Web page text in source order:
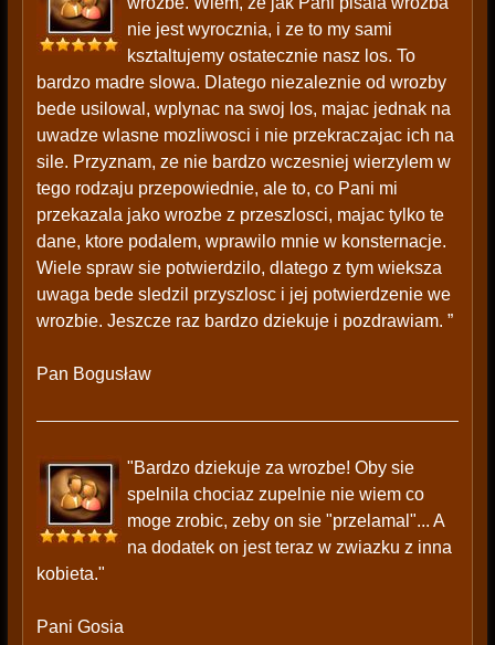
nie jest wyrocznia, i ze to my sami
ksztaltujemy ostatecznie nasz los. To
bardzo madre slowa. Dlatego niezaleznie od wrozby
bede usilowal, wplynac na swoj los, majac jednak na
uwadze wlasne mozliwosci i nie przekraczajac ich na
sile. Przyznam, ze nie bardzo wczesniej wierzylem w
tego rodzaju przepowiednie, ale to, co Pani mi
przekazala jako wrozbe z przeszlosci, majac tylko te
dane, ktore podalem, wprawilo mnie w konsternacje.
Wiele spraw sie potwierdzilo, dlatego z tym wieksza
uwaga bede sledzil przyszlosc i jej potwierdzenie we
wrozbie. Jeszcze raz bardzo dziekuje i pozdrawiam. ”
Pan Bogusław
"Bardzo dziekuje za wrozbe! Oby sie
spelnila chociaz zupelnie nie wiem co
moge zrobic, zeby on sie "przelamal"... A
na dodatek on jest teraz w zwiazku z inna
kobieta."
Pani Gosia